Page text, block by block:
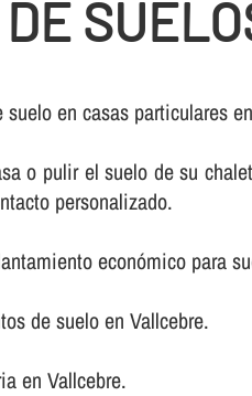
en casas particulares
o pulir el suelo de su
personalizado.
económico para
de suelo en Vallcebre.
en Vallcebre.